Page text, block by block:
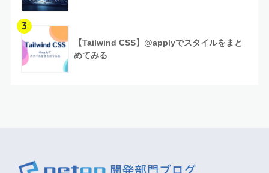
3
【Tailwind CSS】@applyでスタイルをまと
めてみる